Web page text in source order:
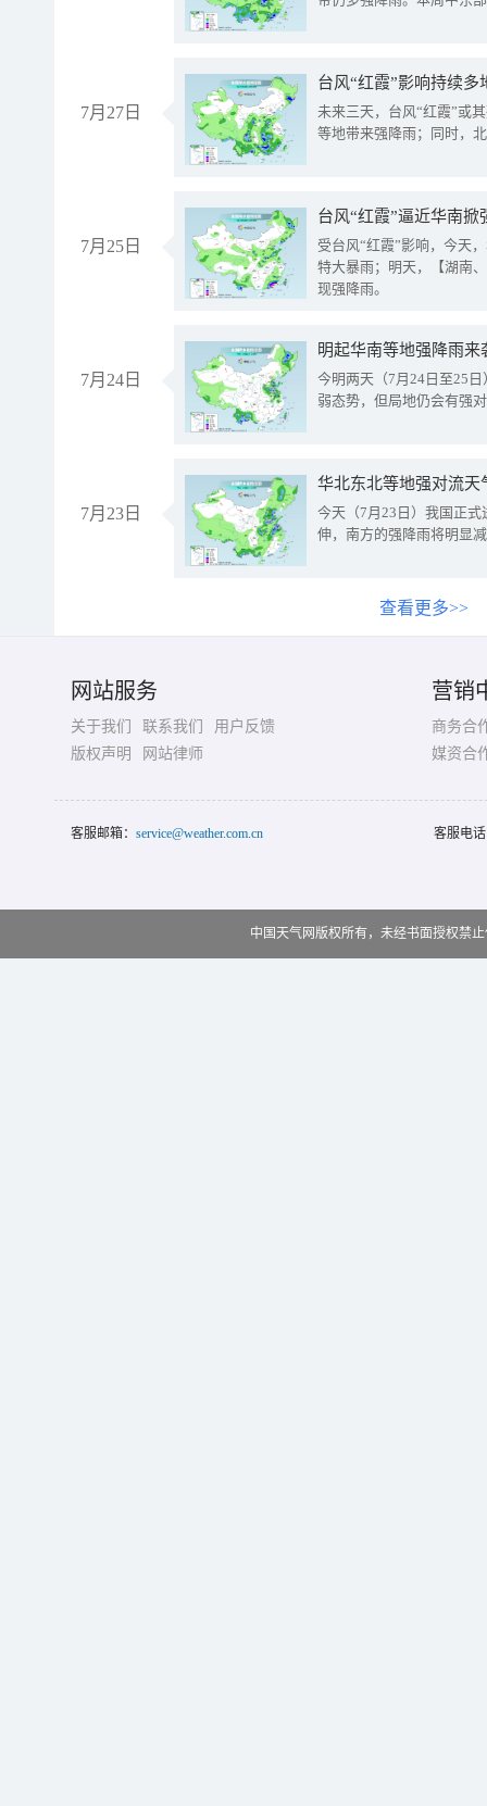
7月27日
台风“红霞”影响持续
未来三天，台风“红霞”或
等地带来强降雨；同时，
7月25日
台风“红霞”逼近华南
受台风“红霞”影响，今天
特大暴雨；明天，【湖南
现强降雨。
7月24日
明起华南等地强降雨
今明两天（7月24日至25
弱态势，但局地仍会有强
7月23日
华北东北等地强对流天
今天（7月23日）我国正
伸，南方的强降雨将明显
查看更多>>
网站服务
关于我们 联系我们
用户反馈
版权声明
网站律师
营销
商务合
媒资合
客服邮箱： service@weather.com.cn 客服电
中国天气网版权所有，未经书面授权